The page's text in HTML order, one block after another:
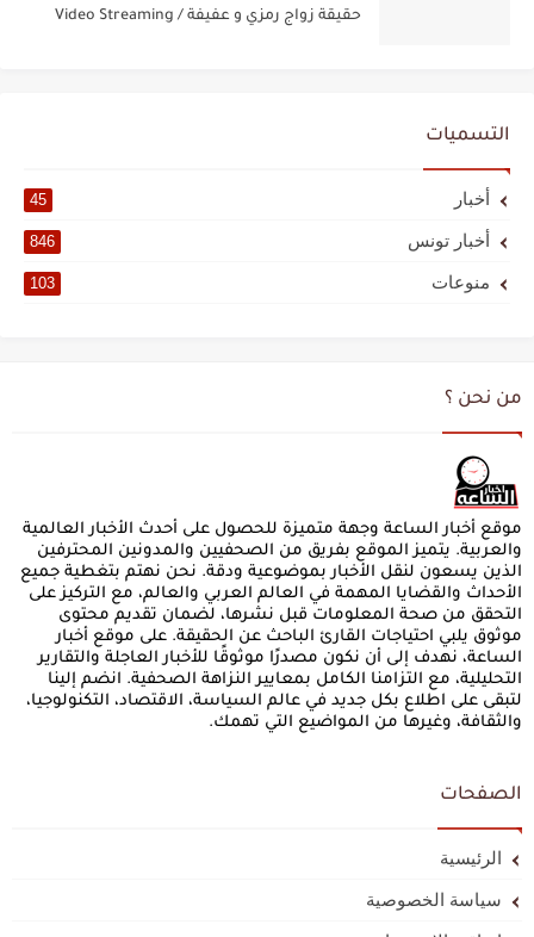
حقيقة زواج رمزي و عفيفة / Video Streaming
التسميات
أخبار 45
أخبار تونس 846
منوعات 103
من نحن ؟
موقع أخبار الساعة وجهة متميزة للحصول على أحدث الأخبار العالمية
والعربية. يتميز الموقع بفريق من الصحفيين والمدونين المحترفين
الذين يسعون لنقل الأخبار بموضوعية ودقة. نحن نهتم بتغطية جميع
الأحداث والقضايا المهمة في العالم العربي والعالم، مع التركيز على
التحقق من صحة المعلومات قبل نشرها، لضمان تقديم محتوى
موثوق يلبي احتياجات القارئ الباحث عن الحقيقة. على موقع أخبار
الساعة، نهدف إلى أن نكون مصدرًا موثوقًا للأخبار العاجلة والتقارير
التحليلية، مع التزامنا الكامل بمعايير النزاهة الصحفية. انضم إلينا
لتبقى على اطلاع بكل جديد في عالم السياسة، الاقتصاد، التكنولوجيا،
والثقافة، وغيرها من المواضيع التي تهمك.
الصفحات
الرئيسية
سياسة الخصوصية